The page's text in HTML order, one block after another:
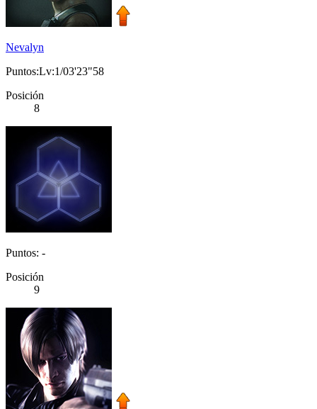
Nevalyn
Puntos:Lv:1/03'23"58
Posición
8
Puntos: -
Posición
9